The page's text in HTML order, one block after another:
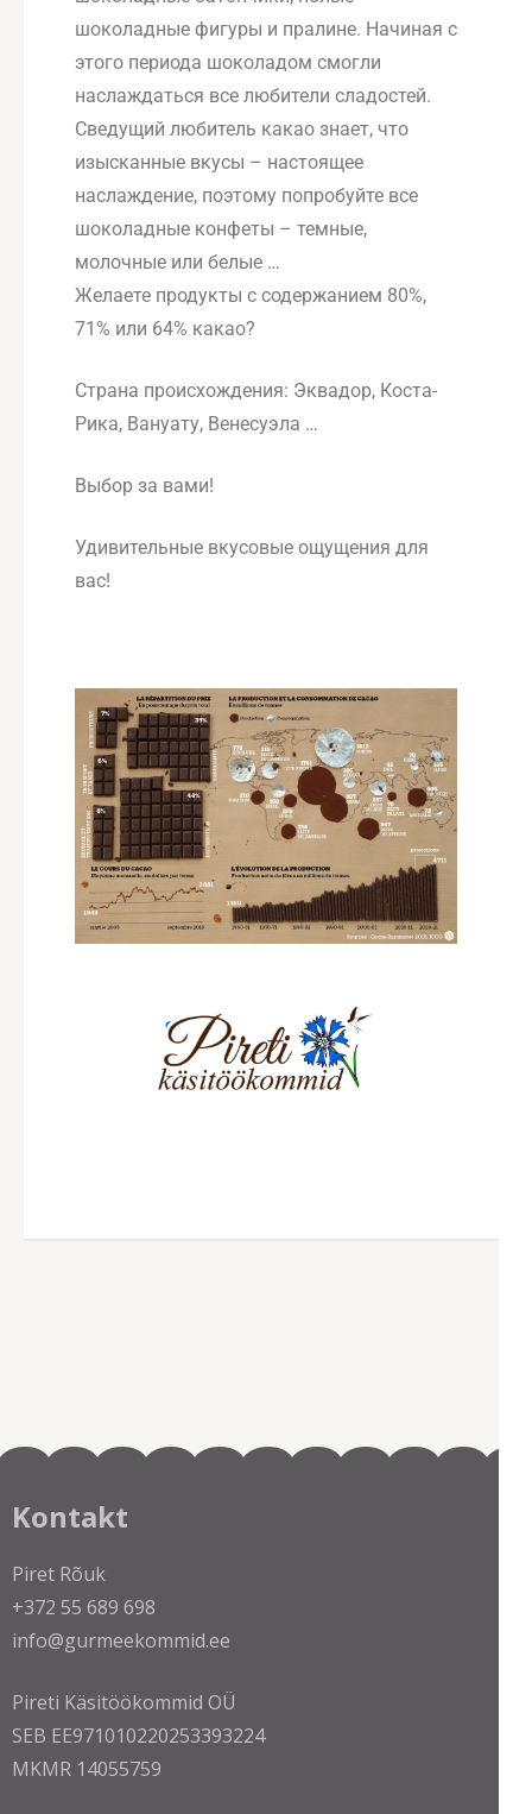
шоколадные фигуры и пралине. Начиная с
этого периода шоколадом смогли
наслаждаться все любители сладостей.
Сведущий любитель какао знает, что
изысканные вкусы – настоящее
наслаждение, поэтому попробуйте все
шоколадные конфеты – темные,
молочные или белые …
Желаете продукты с содержанием 80%,
71% или 64% какао?
Страна происхождения: Эквадор, Коста-
Рика, Вануату, Венесуэла …
Выбор за вами!
Удивительные вкусовые ощущения для
вас!
Kontakt
Piret Rõuk
+372 55 689 698
info@gurmeekommid.ee
Pireti Käsitöökommid OÜ
SEB EE971010220253393224
MKMR 14055759